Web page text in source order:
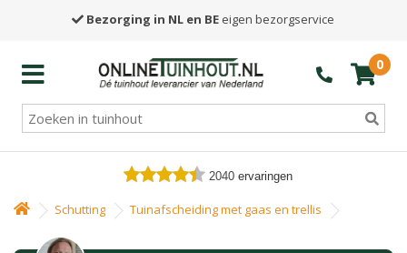
Bezorging in NL en BE eigen bezorgservice
0
2040 ervaringen
Schutting Tuinafscheiding met gaas en trellis